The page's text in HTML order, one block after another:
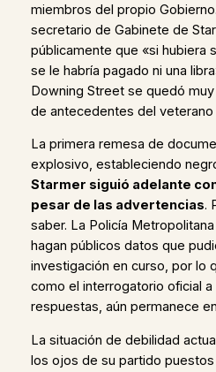
miembros del propio
secretario de Gabinete de
públicamente que «si hubiera
se le habría pagado ni una
Downing Street se quedó
de antecedentes del veterano
La primera remesa de
explosivo, estableciendo
Starmer siguió adelante
pesar de las advertencias.
saber. La Policía
hagan públicos datos que
investigación en curso, por lo
como el interrogatorio oficial
respuestas, aún permanece
La situación de debilidad
los ojos de su partido puestos